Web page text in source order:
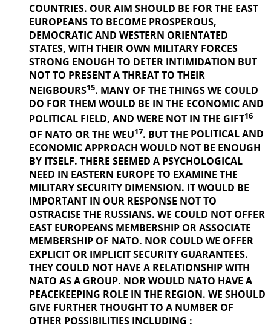
COUNTRIES. OUR AIM SHOULD BE FOR THE EAST
EUROPEANS TO BECOME PROSPEROUS,
DEMOCRATIC AND WESTERN ORIENTATED
STATES, WITH THEIR OWN MILITARY FORCES
STRONG ENOUGH TO DETER INTIMIDATION BUT
NOT TO PRESENT A THREAT TO THEIR
NEIGBOURS15. MANY OF THE THINGSWE COULD
DO FOR THEM WOULD BE IN THE ECONOMIC AND
POLITICAL FIELD, AND WERE NOT IN THE GIFT16
OF NATO OR THE WEU17. BUT THE POLITICAL AND
ECONOMIC APPROACH WOULD NOT BE ENOUGH
BY ITSELF. THERE SEEMED A PSYCHOLOGICAL
NEED IN EASTERN EUROPE TO EXAMINE THE
MILITARY SECURITY DIMENSION. IT WOULD BE
IMPORTANT IN OUR RESPONSE NOT TO
OSTRACISE THE RUSSIANS. WE COULD NOT OFFER
EAST EUROPEANS MEMBERSHIP OR ASSOCIATE
MEMBERSHIP OF NATO. NOR COULD WE OFFER
EXPLICIT OR IMPLICIT SECURITY GUARANTEES.
THEY COULD NOT HAVE A RELATIONSHIP WITH
NATO AS A GROUP. NOR WOULD NATO HAVE A
PEACEKEEPING ROLE IN THE REGION. WE SHOULD
GIVE FURTHERTHOUGHT TO A NUMBER OF
OTHER POSSIBILITIES INCLUDING :